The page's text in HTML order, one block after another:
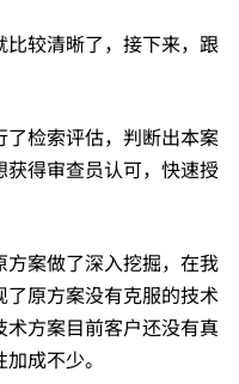
较清晰了，接下来，跟
检索评估，判断出本案
得审查员认可，快速授
案做了深入挖掘，在我
原方案没有克服的技术
方案目前客户还没有真
成不少。